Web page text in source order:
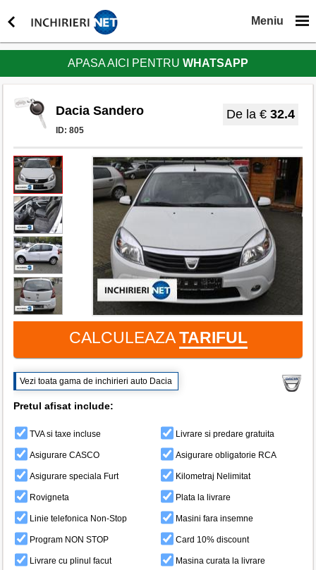
Meniu
APASA AICI PENTRUWHATSAPP
Dacia Sandero
ID: 805
De la € 32.4
CALCULEAZATARIFUL
Vezi toata gama de inchirieri auto Dacia
Pretul afisat include:
TVA si taxe incluse Livrare si predare gratuita
Asigurare CASCO Asigurare obligatorie RCA
Asigurare speciala Furt Kilometraj Nelimitat
Rovigneta Plata la livrare
Linie telefonica Non-Stop Masini fara insemne
Program NON STOP Card 10% discount
Livrare cu plinul facut Masina curata la livrare